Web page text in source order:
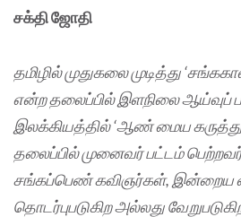
சக்தி ஜோதி
தமிழில் முதுகலை முடித்து
என்ற தலைப்பில் இளநிலை ஆய்வுப்
இலக்கியத்தில் ‘ஆண் மைய
தலைப்பில் முனைவர் பட்டம்
சங்கப்பெண் கவிஞர்கள், இன்றைய
தொடர்புபடுகிற அல்லது